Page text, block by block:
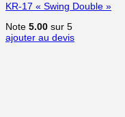
KR-17 « Swing Double »
Note 5.00 sur 5
ajouter au devis